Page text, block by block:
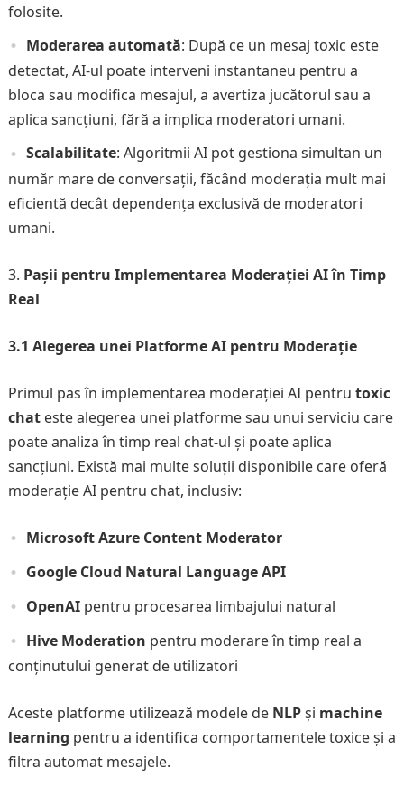
folosite.
Moderarea automată: După ce un mesaj toxic este
detectat, AI-ul poate interveni instantaneu pentru a
bloca sau modifica mesajul, a avertiza jucătorul sau a
aplica sancțiuni, fără a implica moderatori umani.
Scalabilitate: Algoritmii AI pot gestiona simultan un
număr mare de conversații, făcând moderația mult mai
eficientă decât dependența exclusivă de moderatori
umani.
Pașii pentru Implementarea Moderației AI în Timp
Real
3.1 Alegerea unei Platforme AI pentru Moderație
Primul pas în implementarea moderației AI pentru toxic
chateste alegerea unei platforme sau unui serviciu care
poate analiza în timp real chat-ul și poate aplica
sancțiuni. Există mai multe soluții disponibile care oferă
moderație AI pentru chat, inclusiv:
Microsoft Azure Content Moderator
Google Cloud Natural Language API
OpenAIpentru procesarea limbajului natural
Hive Moderation pentru moderare în timp real a
conținutului generat de utilizatori
Aceste platforme utilizează modele de NLPși machine
learning pentru a identifica comportamentele toxice și a
filtra automat mesajele.